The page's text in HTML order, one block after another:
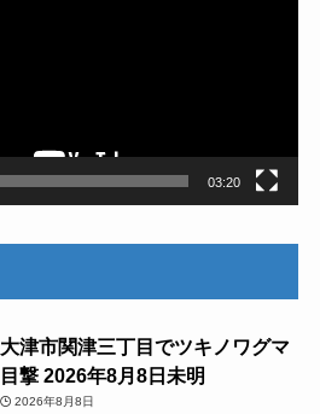
03:20
大津市関津三丁目でツキノワグマ
目撃 2026年8月8日未明
2026年8月8日